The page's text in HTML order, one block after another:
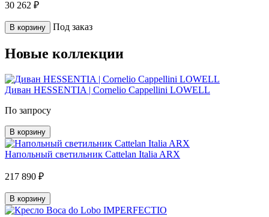
30 262 ₽
В корзину Под заказ
Новые коллекции
Диван HESSENTIA | Cornelio Cappellini LOWELL
По запросу
В корзину
Напольный светильник Cattelan Italia ARX
217 890 ₽
В корзину